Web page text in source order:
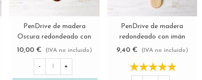
Ver más
PenDrive de madera
Oscura redondeado con
imán Ref.USBCH10
10,00 € (IVA no incluido)
- +
Ver más
PenDrive de madera
redondeado con imán
Ref.USBCH9
9,40 € (IVA no incluido)